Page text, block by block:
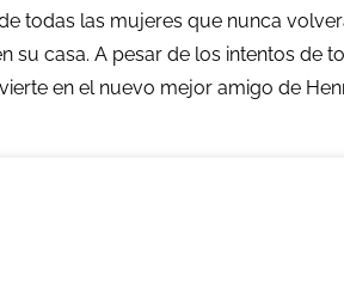
todas las mujeres que nunca
casa. A pesar de los intentos de
en el nuevo mejor amigo de